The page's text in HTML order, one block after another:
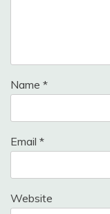
Name *
Email *
Website